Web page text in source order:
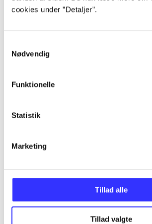
cookies under ”Detaljer”.
Nødvendig
Funktionelle
Statistik
Marketing
Tillad alle
Tillad valgte
...
...
...
...